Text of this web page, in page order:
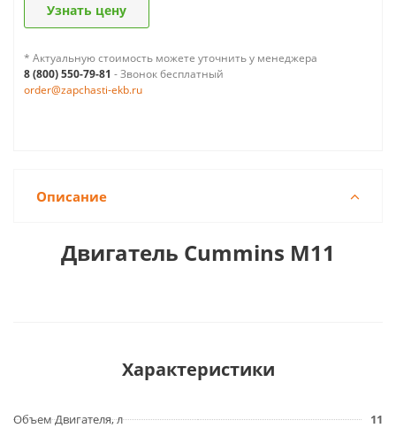
Узнать цену
* Актуальную стоимость можете уточнить у менеджера
8 (800) 550-79-81 - Звонок бесплатный
order@zapchasti-ekb.ru
Описание
Двигатель Cummins M11
Характеристики
Объем Двигателя, л
11